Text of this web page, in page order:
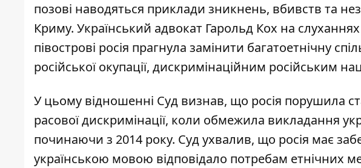
позові наводяться приклади зникнень, вбивств та
Криму. Український адвокат Гарольд Кох на
півострові росія прагнула замінити багатоетнічну
російської окупації, дискримінаційним російським
У цьому відношенні Суд визнав, що росія порушила
расової дискримінації, коли обмежила викладання
починаючи з 2014 року. Суд ухвалив, що росія має
українською мовою відповідало потребам етнічних